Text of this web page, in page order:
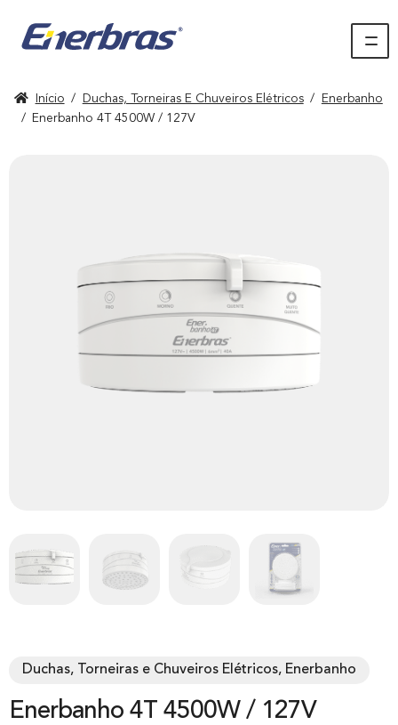
Início / Duchas, Torneiras E Chuveiros Elétricos /
Enerbanho
/
Enerbanho 4T 4500W / 127V
Duchas, Torneiras e Chuveiros Elétricos, Enerbanho
Enerbanho 4T 4500W / 127V